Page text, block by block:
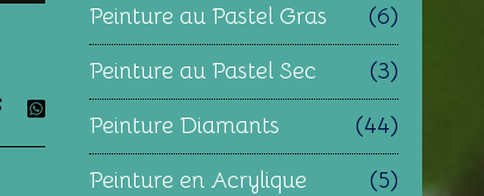
Peinture au Pastel Gras
(6)
Peinture au Pastel Sec
(3)
Peinture Diamants
(44)
Peinture en Acrylique
(5)